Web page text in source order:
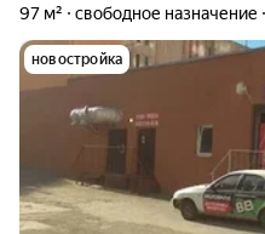
97 м² свободное назначение
новостройка